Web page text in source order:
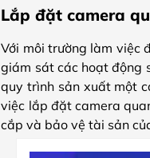
Lắp đặt camera
Với môi trường làm việc
giám sát các hoạt động
quy trình sản xuất một
việc lắp đặt camera
cắp và bảo vệ tài sản